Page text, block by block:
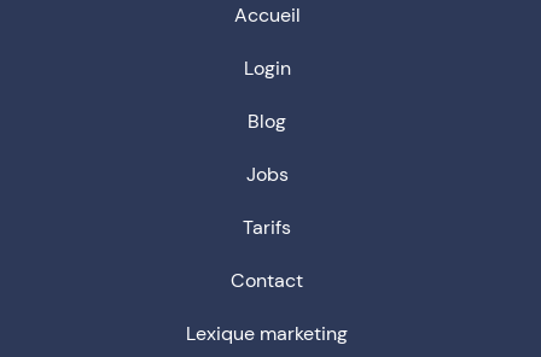
Accueil
Login
Blog
Jobs
Tarifs
Contact
Lexique marketing